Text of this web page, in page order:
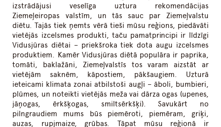
izstrādājusi veselīga uztura rekomendācijas
Ziemeļeiropas valstīm, un tās sauc par Ziemeļvalstu
diētu. Tajās tiek ņemts vērā tieši mūsu reģions, piedāvāti
vietējās izcelsmes produkti, taču pamatprincipi ir līdzīgi
Vidusjūras diētai – priekšroka tiek dota augu izcelsmes
produktiem. Kamēr Vidusjūras diētā populāra ir paprika,
tomāti, baklažāni, Ziemeļvalstīs tos varam aizstāt ar
vietējām saknēm, kāpostiem, pākšaugiem. Uzturā
ieteicami klimata zonai atbilstoši augļi – āboli, bumbieri,
plūmes, un noteikti vietējās meža vai dārza ogas (upenes,
jāņogas, ērkšķogas, smiltsērkšķi). Savukārt no
pilngraudiem mums būs piemēroti, piemēram, griķi,
auzas, rupjmaize, grūbas. Tāpat mūsu reģionā ir